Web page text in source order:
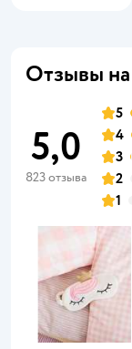
Отзывы
5,0
823 отзыва
5
4
3
2
1